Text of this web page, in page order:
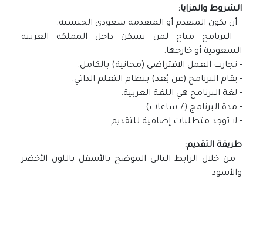
الشروط والمزايا:
- أن يكون المتقدم أو المتقدمة سعودي الجنسية.
- البرنامج متاح لمن يسكن داخل المملكة العربية
السعودية أو خارجها.
- تجارب العمل الافتراضي (مجانية) بالكامل.
- يقام البرنامج (عن بُعد) بنظام التعلم الذاتي.
- لغة البرنامج هي اللغة العربية.
- مدة البرنامج (7 ساعات).
- لا توجد متطلبات إضافية للتقديم.
طريقة التقديم:
- من خلال الرابط التالي الموضح بالأسفل باللون الأخضر
والأسود